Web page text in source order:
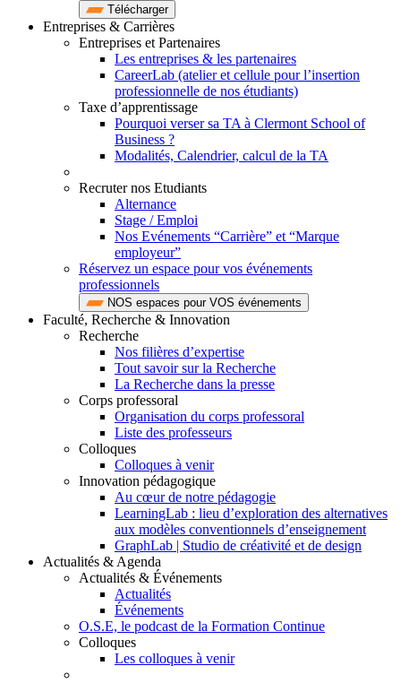
Télécharger
Entreprises & Carrières
Entreprises et Partenaires
Les entreprises & les partenaires
CareerLab (atelier et cellule pour l’insertion
professionnelle de nos étudiants)
Taxe d’apprentissage
Pourquoi verser sa TA à Clermont School of
Business ?
Modalités, Calendrier, calcul de la TA
Recruter nos Etudiants
Alternance
Stage / Emploi
Nos Evénements “Carrière” et “Marque
employeur”
Réservez un espace pour vos événements
professionnels
NOS espaces pour VOS événements
Faculté, Recherche & Innovation
Recherche
Nos filières d’expertise
Tout savoir sur la Recherche
La Recherche dans la presse
Corps professoral
Organisation du corps professoral
Liste des professeurs
Colloques
Colloques à venir
Innovation pédagogique
Au cœur de notre pédagogie
LearningLab : lieu d’exploration des alternatives
aux modèles conventionnels d’enseignement
GraphLab | Studio de créativité et de design
Actualités & Agenda
Actualités & Événements
Actualités
Événements
O.S.E, le podcast de la Formation Continue
Colloques
Les colloques à venir